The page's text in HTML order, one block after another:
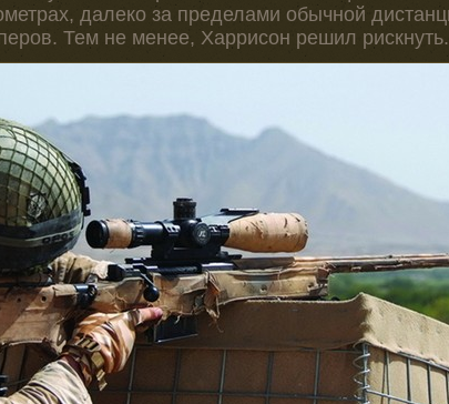
далеко за пределами обычной
Тем не менее, Харрисон решил рискнуть.